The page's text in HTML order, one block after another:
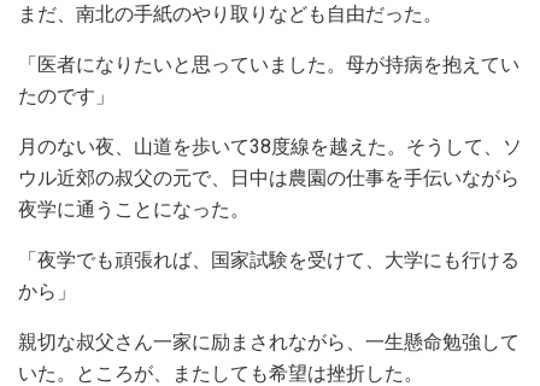
まだ、南北の手紙のやり取りなども自由だった。
「医者になりたいと思っていました。母が持病を抱えてい
たのです」
月のない夜、山道を歩いて38度線を越えた。そうして、ソ
ウル近郊の叔父の元で、日中は農園の仕事を手伝いながら
夜学に通うことになった。
「夜学でも頑張れば、国家試験を受けて、大学にも行ける
から」
親切な叔父さん一家に励まされながら、一生懸命勉強して
いた。ところが、またしても希望は挫折した。